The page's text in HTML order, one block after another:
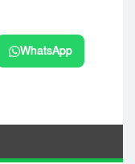
WhatsApp